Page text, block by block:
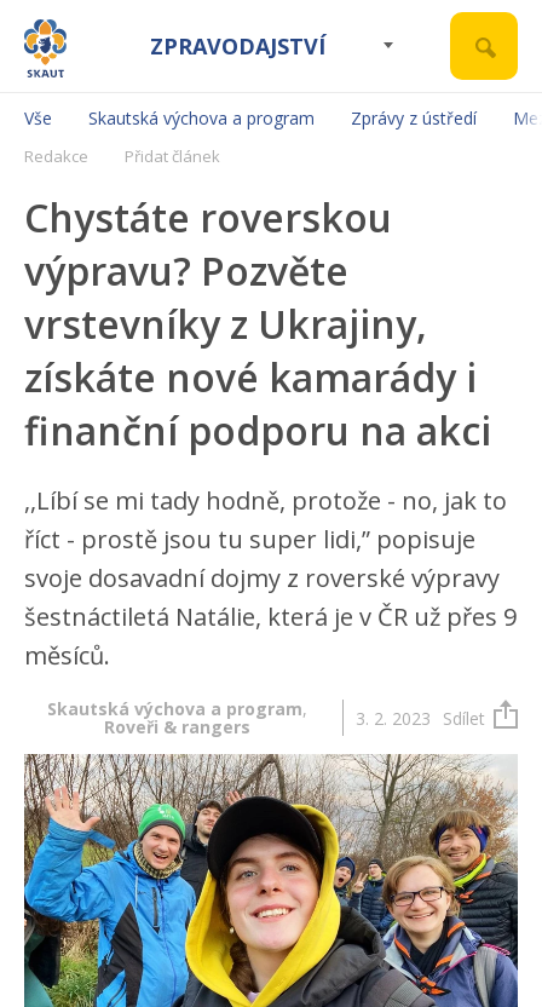
ZPRAVODAJSTVÍ
Vše Skautská výchova a program Zprávy z ústředí
Redakce Přidat článek
Chystáte roverskou
výpravu? Pozvěte
vrstevníky z Ukrajiny,
získáte nové kamarády i
finanční podporu na akci
,,Líbí se mi tady hodně, protože - no, jak to
říct - prostě jsou tu super lidi,” popisuje
svoje dosavadní dojmy z roverské výpravy
šestnáctiletá Natálie, která je v ČR už přes 9
měsíců.
Skautská výchova a program,
Roveři & rangers 3. 2. 2023 Sdílet